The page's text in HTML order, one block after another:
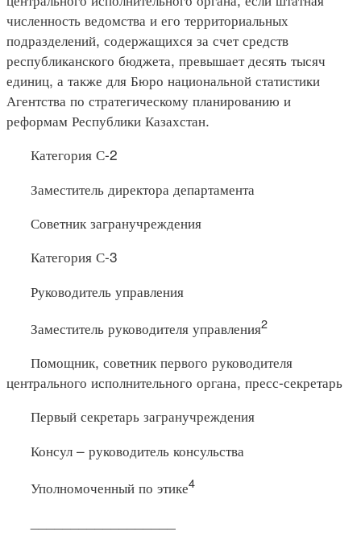
численность ведомства и его территориальных
подразделений, содержащихся за счет средств
республиканского бюджета, превышает десять тысяч
единиц, а также для Бюро национальной статистики
Агентства по стратегическому планированию и
реформам Республики Казахстан.
Категория С-2
Заместитель директора департамента
Советник загранучреждения
Категория С-3
Руководитель управления
Заместитель руководителя управления2
Помощник, советник первого руководителя
центрального исполнительного органа, пресс-секретарь
Первый секретарь загранучреждения
Консул – руководитель консульства
Уполномоченный по этике4